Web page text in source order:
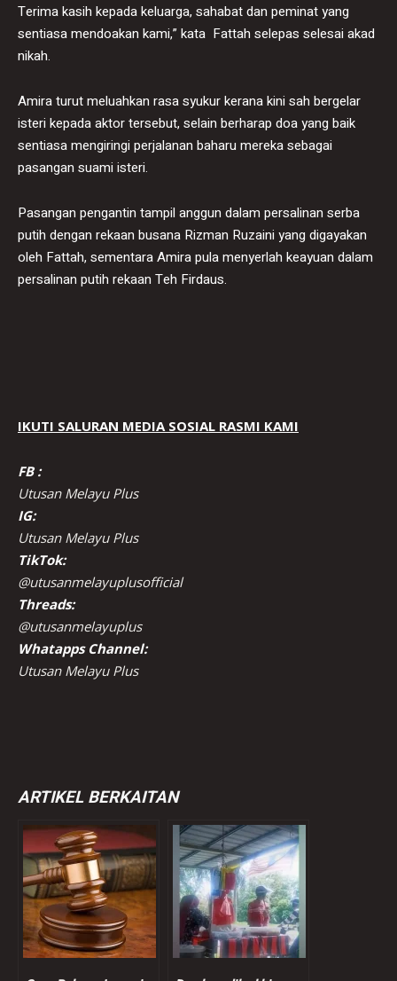
Terima kasih kepada keluarga, sahabat dan peminat yang
sentiasa mendoakan kami,” kata Fattah selepas selesai akad
nikah.
Amira turut meluahkan rasa syukur kerana kini sah bergelar
isteri kepada aktor tersebut, selain berharap doa yang baik
sentiasa mengiringi perjalanan baharu mereka sebagai
pasangan suami isteri.
Pasangan pengantin tampil anggun dalam persalinan serba
putih dengan rekaan busana Rizman Ruzaini yang digayakan
oleh Fattah, sementara Amira pula menyerlah keayuan dalam
persalinan putih rekaan Teh Firdaus.
IKUTI SALURAN MEDIA SOSIAL RASMI KAMI
FB :
Utusan Melayu Plus
IG:
Utusan Melayu Plus
TikTok:
@utusanmelayuplusofficial
Threads:
@utusanmelayuplus
Whatapps Channel:
Utusan Melayu Plus
ARTIKEL BERKAITAN